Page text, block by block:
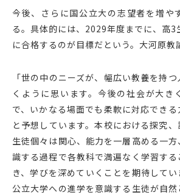
今後、さらに国公立大の志望者を増や
る。具体的には、2029年度までに、高3
に合格するのが目標だという。大河原教
「世の中のニーズが、幅広い教養を持
くように思います。今後の社会が大き
で、いかなる場面でも柔軟に対応でき
と予想しています。本校における探究
生徒個々は関心、能力を一層高める一
識する過程で各教科で満遍なく学習す
き、学びを深めていくことを期待して
公立大学への進学を意識する生徒が自